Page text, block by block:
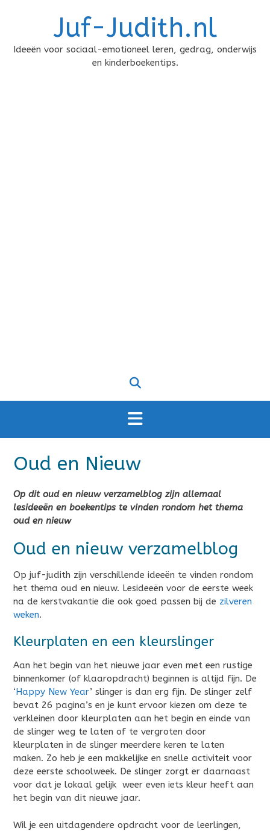
Juf-Judith.nl
Ideeën voor sociaal-emotioneel leren, gedrag, onderwijs
en kinderboekentips.
Oud en Nieuw
Op dit oud en nieuw verzamelblog zijn allemaal
lesideeën en boekentips te vinden rondom het thema
oud en nieuw
Oud en nieuw verzamelblog
Op juf-judith zijn verschillende ideeën te vinden rondom
het thema oud en nieuw. Lesideeën voor de eerste week
na de kerstvakantie die ook goed passen bij de zilveren
weken.
Kleurplaten en een kleurslinger
Aan het begin van het nieuwe jaar even met een rustige
binnenkomer (of klaaropdracht) beginnen is altijd fijn. De
‘Happy New Year’ slinger is dan erg fijn. De slinger zelf
bevat 26 pagina’s en je kunt ervoor kiezen om deze te
verkleinen door kleurplaten aan het begin en einde van
de slinger weg te laten of te vergroten door
kleurplaten in de slinger meerdere keren te laten
maken. Zo heb je een makkelijke en snelle activiteit voor
deze eerste schoolweek. De slinger zorgt er daarnaast
voor dat je lokaal gelijk weer even iets kleur heeft aan
het begin van dit nieuwe jaar.
Wil je een uitdagendere opdracht voor de leerlingen,